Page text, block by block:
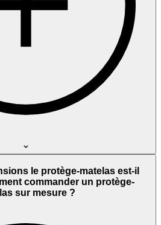
le protège-matelas est-il
commander un protège-
sur mesure ?